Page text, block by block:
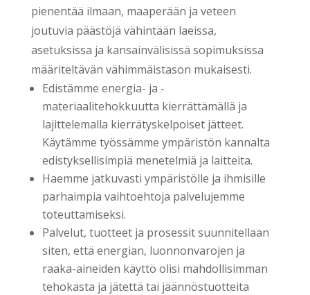
pienentää ilmaan, maaperään ja veteen
joutuvia päästöjä vähintään laeissa,
asetuksissa ja kansainvälisissä sopimuksissa
määriteltävän vähimmäistason mukaisesti.
Edistämme energia- ja -
materiaalitehokkuutta kierrättämällä ja
lajittelemalla kierrätyskelpoiset jätteet.
Käytämme työssämme ympäristön kannalta
edistyksellisimpiä menetelmiä ja laitteita.
Haemme jatkuvasti ympäristölle ja ihmisille
parhaimpia vaihtoehtoja palvelujemme
toteuttamiseksi.
Palvelut, tuotteet ja prosessit suunnitellaan
siten, että energian, luonnonvarojen ja
raaka-aineiden käyttö olisi mahdollisimman
tehokasta ja jätettä tai jäännöstuotteita